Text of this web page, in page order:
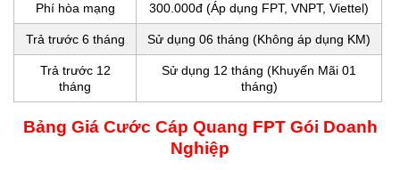
Phí hòa mạng 300.000đ (Áp dụng FPT, VNPT, Viettel)
Trả trước 6 tháng Sử dụng 06 tháng (Không áp dụng KM)
Trả trước 12
tháng
Sử dụng 12 tháng (Khuyến Mãi 01
tháng)
Bảng Giá Cước Cáp Quang FPT Gói Doanh
Nghiệp